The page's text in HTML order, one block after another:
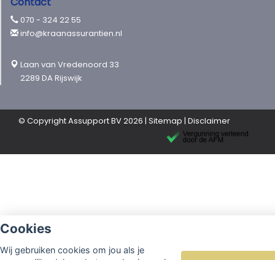
Cookies
Wij gebruiken cookies om jou als je
070 - 324 22 55
info@kraanassurantien.nl
Laan van Vredenoord 33
2289 DA Rijswijk
© CopyrightAssupport BV2026 | Sitemap | Disclaimer